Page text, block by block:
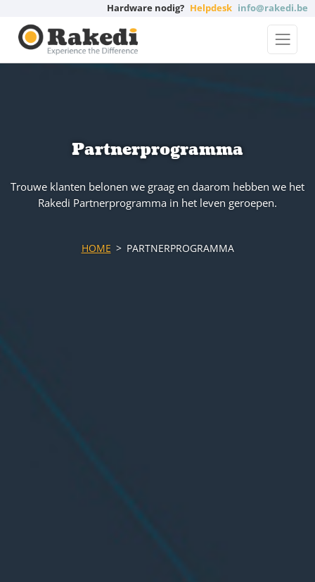
Hardware nodig? Helpdesk info@rakedi.be
Partnerprogramma
Trouwe klanten belonen we graag en daarom hebben we het
Rakedi Partnerprogramma in het leven geroepen.
HOME PARTNERPROGRAMMA